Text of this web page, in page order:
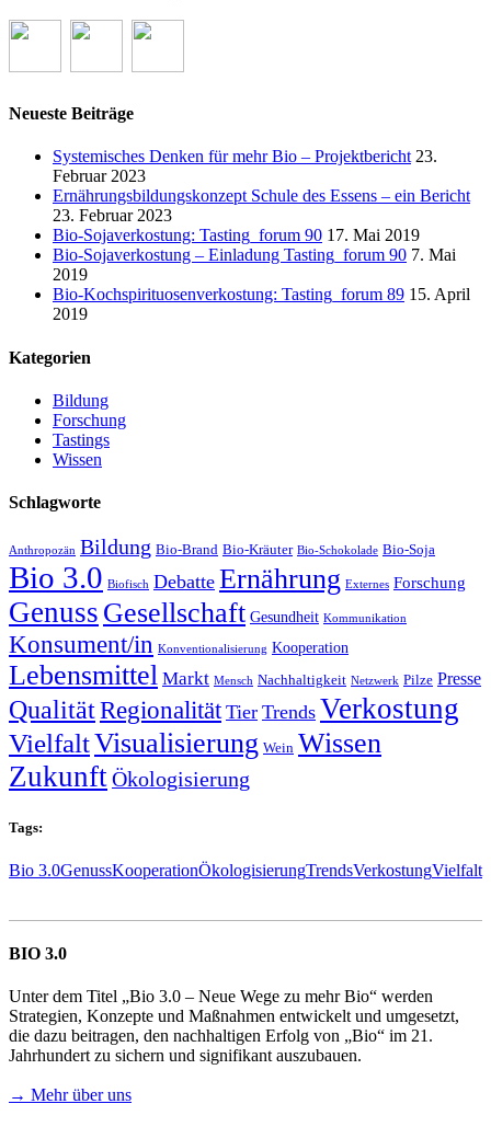
Neueste Beiträge
Systemisches Denken für mehr Bio – Projektbericht 23.
Februar 2023
Ernährungsbildungskonzept Schule des Essens – ein Bericht
23. Februar 2023
Bio-Sojaverkostung: Tasting_forum 90 17. Mai 2019
Bio-Sojaverkostung – Einladung Tasting_forum 90 7. Mai
2019
Bio-Kochspirituosenverkostung: Tasting_forum 89 15. April
2019
Kategorien
Bildung
Forschung
Tastings
Wissen
Schlagworte
Anthropozän Bildung Bio-Brand Bio-Kräuter Bio-Schokolade Bio-Soja
Bio 3.0 Biofisch Debatte Ernährung Externes Forschung
Genuss Gesellschaft Gesundheit Kommunikation
Konsument/in Konventionalisierung Kooperation
Lebensmittel Markt Mensch Nachhaltigkeit Netzwerk Pilze Presse
QualitätRegionalität Tier Trends Verkostung
VielfaltVisualisierung Wein Wissen
ZukunftÖkologisierung
Tags:
Bio 3.0GenussKooperationÖkologisierungTrendsVerkostungVielfalt
BIO 3.0
Unter dem Titel „Bio 3.0 – Neue Wege zu mehr Bio“ werden
Strategien, Konzepte und Maßnahmen entwickelt und umgesetzt,
die dazu beitragen, den nachhaltigen Erfolg von „Bio“ im 21.
Jahrhundert zu sichern und signifikant auszubauen.
→ Mehr über uns